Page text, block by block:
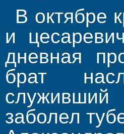
В октябре
и
дневная
брат
заболел